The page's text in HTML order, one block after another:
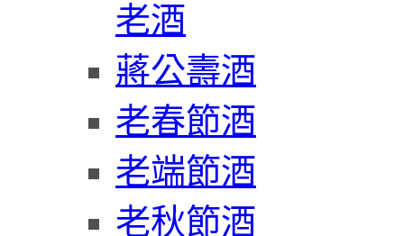
老酒
蔣公壽酒
老春節酒
老端節酒
老秋節酒